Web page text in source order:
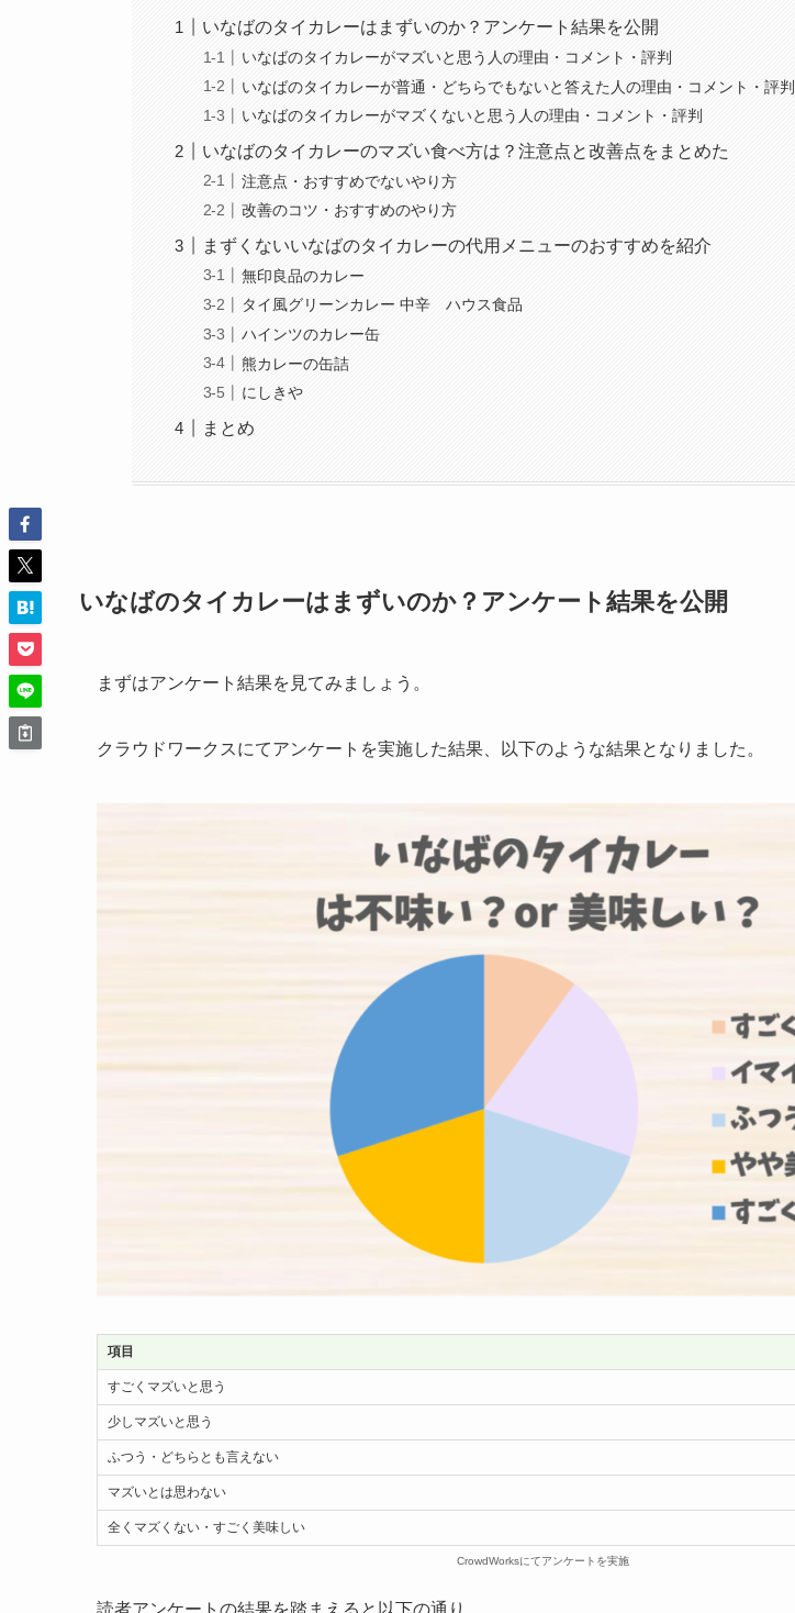
いなばのタイカレーはまずいのか？アンケート結果を公開
いなばのタイカレーがマズいと思う人の理由・コメント・評判
いなばのタイカレーが普通・どちらでもないと答えた人の理由・コメント・評判
いなばのタイカレーがマズくないと思う人の理由・コメント・評判
いなばのタイカレーのマズい食べ方は？注意点と改善点をまとめた
注意点・おすすめでないやり方
改善のコツ・おすすめのやり方
まずくないいなばのタイカレーの代用メニューのおすすめを紹介
無印良品のカレー
タイ風グリーンカレー 中辛 ハウス食品
ハインツのカレー缶
熊カレーの缶詰
にしきや
まとめ
いなばのタイカレーはまずいのか？アンケート結果を公開
まずはアンケート結果を見てみましょう。
クラウドワークスにてアンケートを実施した結果、以下のような結果となりました。
項目
すごくマズいと思う
少しマズいと思う
ふつう・どちらとも言えない
マズいとは思わない
全くマズくない・すごく美味しい
CrowdWorksにてアンケートを実施